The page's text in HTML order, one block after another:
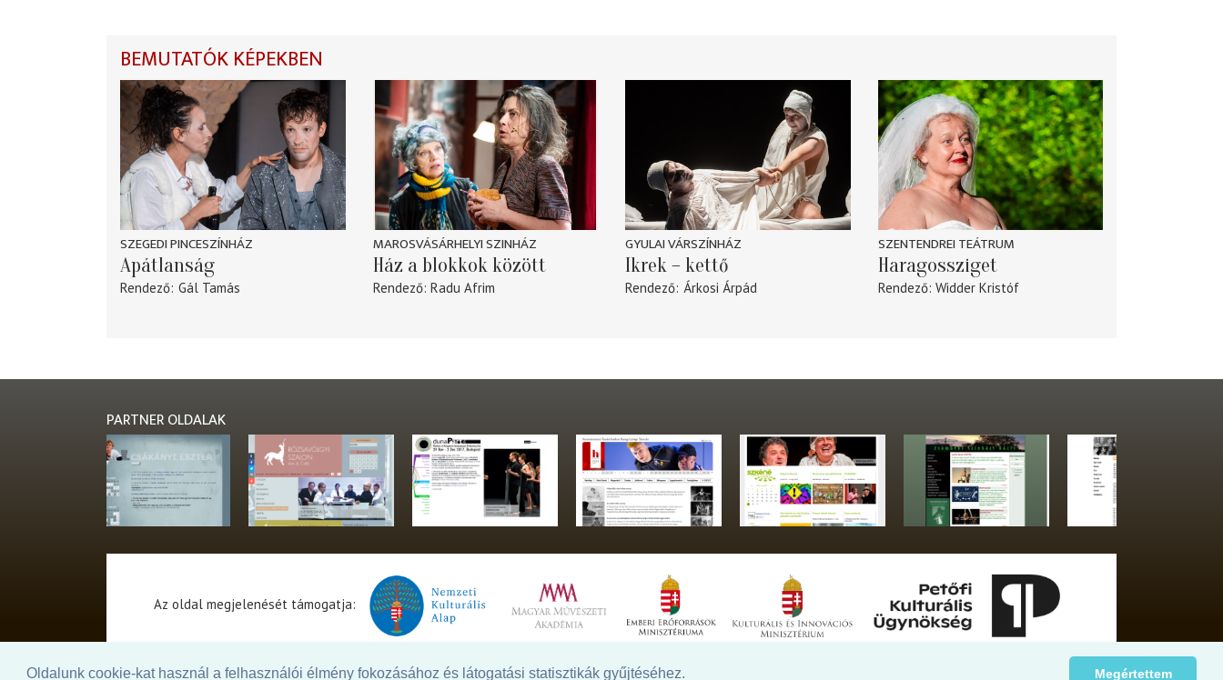
Oldalunk cookie-kat használ a felhasználói élmény fokozásához és látogatási statisztikák gyűjtéséhez. Megértettem
BEMUTATÓK KÉPEKBEN
SZEGEDI PINCESZÍNHÁZ
Apátlanság
Rendező Gál Tamás
MAROSVÁSÁRHELYI SZINHÁZ
Ház a blokkok között
Rendező Radu Afrim
GYULAI VÁRSZÍNHÁZ
Ikrek – kettő
Rendező Árkosi Árpád
SZENTENDREI TEÁTRUM
Haragossziget
Rendező Widder Kristóf
PARTNER OLDALAK
Az oldal megjelenését támogatja: